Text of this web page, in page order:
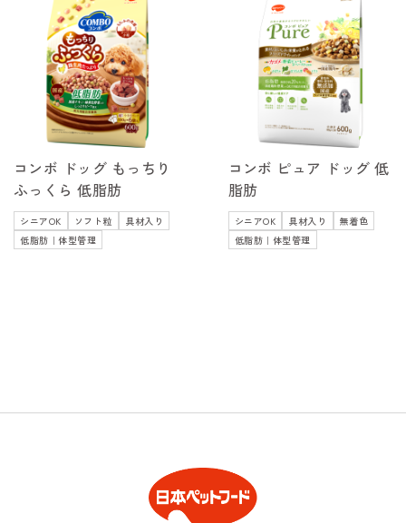
コンボ ドッグ もっちり
ふっくら 低脂肪
シニアOK ソフト粒
具材入り
低脂肪｜体型管理
コンボ ピュア ドッグ 低
脂肪
シニアOK 具材入り
無着色
低脂肪｜体型管理